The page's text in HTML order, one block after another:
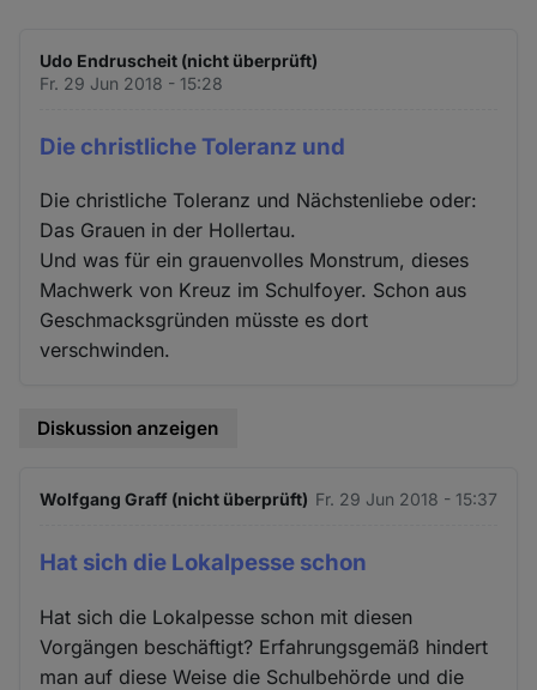
Udo Endruscheit (nicht überprüft)
Fr. 29 Jun 2018 - 15:28
Die christliche Toleranz und
Die christliche Toleranz und Nächstenliebe oder:
Das Grauen in der Hollertau.
Und was für ein grauenvolles Monstrum, dieses
Machwerk von Kreuz im Schulfoyer. Schon aus
Geschmacksgründen müsste es dort
verschwinden.
Diskussion anzeigen
Wolfgang Graff (nicht überprüft) Fr. 29 Jun 2018 - 15:37
Hat sich die Lokalpesse schon
Hat sich die Lokalpesse schon mit diesen
Vorgängen beschäftigt? Erfahrungsgemäß hindert
man auf diese Weise die Schulbehörde und die